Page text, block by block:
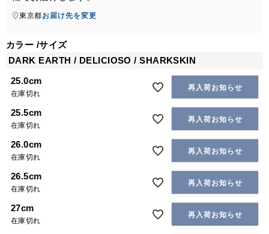
東京都お届け先を変更
カラー サイズ
DARK EARTH / DELICIOSO / SHARKSKIN
25.0cm
在庫切れ
再入荷お知らせ
25.5cm
在庫切れ
再入荷お知らせ
26.0cm
在庫切れ
再入荷お知らせ
26.5cm
在庫切れ
再入荷お知らせ
27cm
在庫切れ
再入荷お知らせ